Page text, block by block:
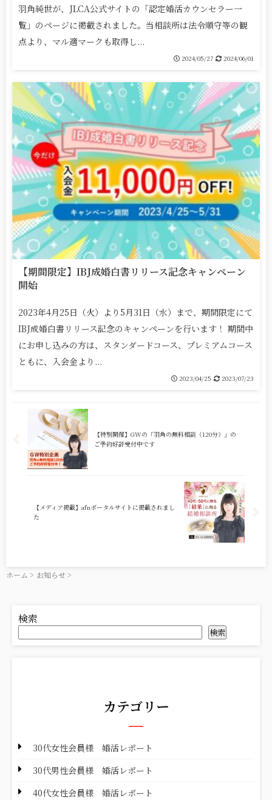
羽角純世が、JLCA公式サイトの「認定婚活カウンセラー一
覧」のページに掲載されました。当相談所は法令順守等の観
点より、マル適マークも取得し...
2024/05/27 2024/06/01
【期間限定】IBJ成婚白書リリース記念キャンペーン
開始
2023年4月25日（火）より5月31日（水）まで、期間限定にて
IBJ成婚白書リリース記念のキャンペーンを行います！ 期間中
にお申し込みの方は、スタンダードコース、プレミアムコース
ともに、入会金より...
2023/04/25 2023/07/23
【特別開催】GWの「羽角の無料相談（120分）」の
ご予約好評受付中です
【メディア掲載】afnポータルサイトに掲載されまし
た
ホーム > お知らせ>
検索
検索
カテゴリー
30代女性会員様 婚活レポート
30代男性会員様 婚活レポート
40代女性会員様 婚活レポート